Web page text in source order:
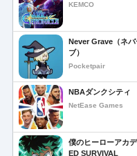
KEMCO
Never Grave（ネバ
ブ）
Pocketpair
NBAダンクシティ
NetEase Games
僕のヒーローアカ
ED SURVIVAL